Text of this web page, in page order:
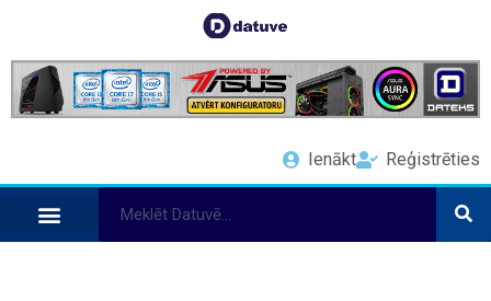
Ienākt Reģistrēties